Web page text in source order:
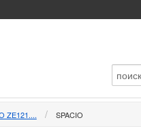
ZE121.... SPACIO